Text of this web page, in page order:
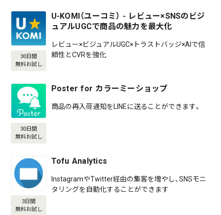
30日間
無料お試し
U-KOMI（ユーコミ） - レビュー×SNSのビジ
ュアルUGCで商品の魅力を最大化
レビュー×ビジュアルUGC×トラストバッジ×AIで信
頼性とCVRを強化
30日間
無料お試し
Poster for カラーミーショップ
商品の再入荷通知をLINEに送ることができます。
3日間
無料お試し
Tofu Analytics
InstagramやTwitter経由の集客を増やし、SNSモニ
タリングを自動化することができます